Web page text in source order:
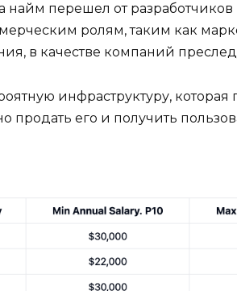
найм перешел от
ролям, таким как
в качестве компаний
инфраструктуру, которая
продать его и получить